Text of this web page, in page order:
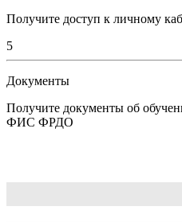
Получите доступ к личному
5
Документы
Получите документы об
ФИС ФРДО